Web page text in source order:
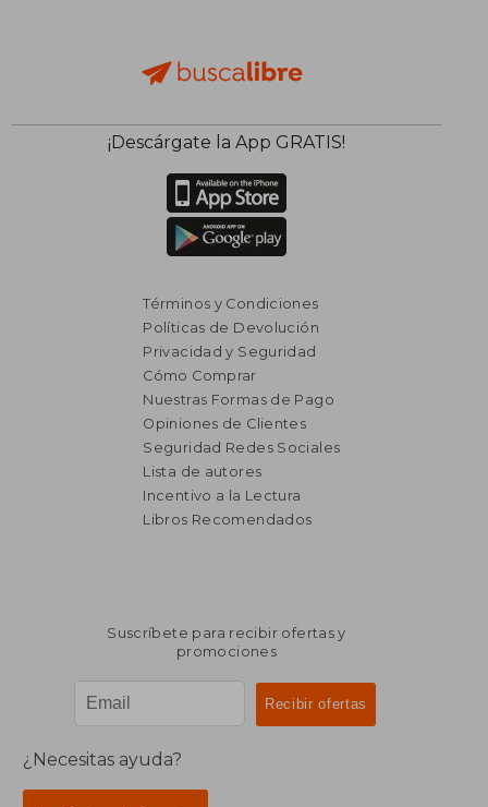
₡ 7.748
¡Descárgate la App GRATIS!
Términos y Condiciones
Políticas de Devolución
Privacidad y Seguridad
Cómo Comprar
Nuestras Formas de Pago
Opiniones de Clientes
Seguridad Redes Sociales
Lista de autores
Incentivo a la Lectura
Libros Recomendados
Suscríbete para recibir ofertas y
promociones
¿Necesitas ayuda?